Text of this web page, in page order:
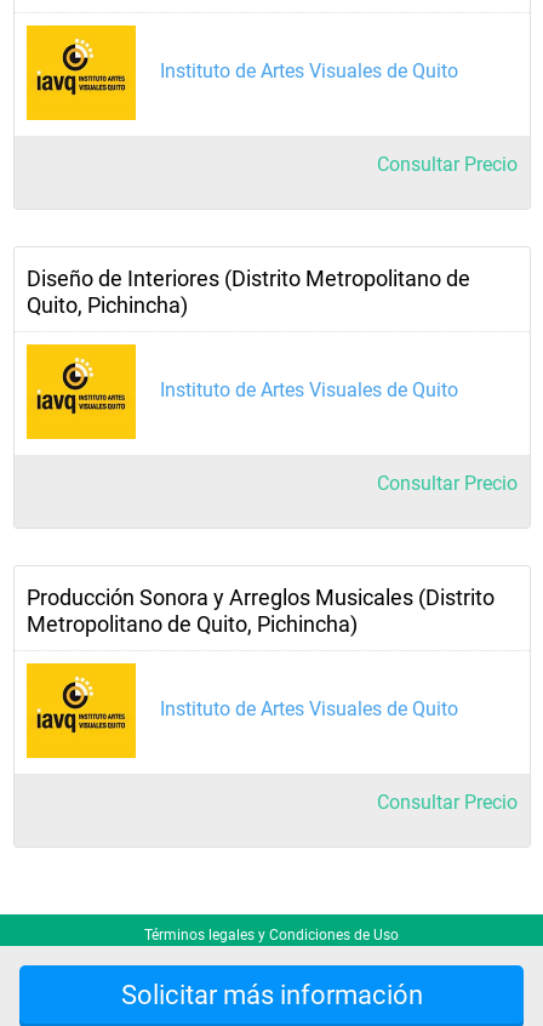
Solicitar más información
Instituto de Artes Visuales de Quito
Consultar Precio
Diseño de Interiores (Distrito Metropolitano de
Quito, Pichincha)
Instituto de Artes Visuales de Quito
Consultar Precio
Producción Sonora y Arreglos Musicales (Distrito
Metropolitano de Quito, Pichincha)
Instituto de Artes Visuales de Quito
Consultar Precio
Términos legales y Condiciones de Uso